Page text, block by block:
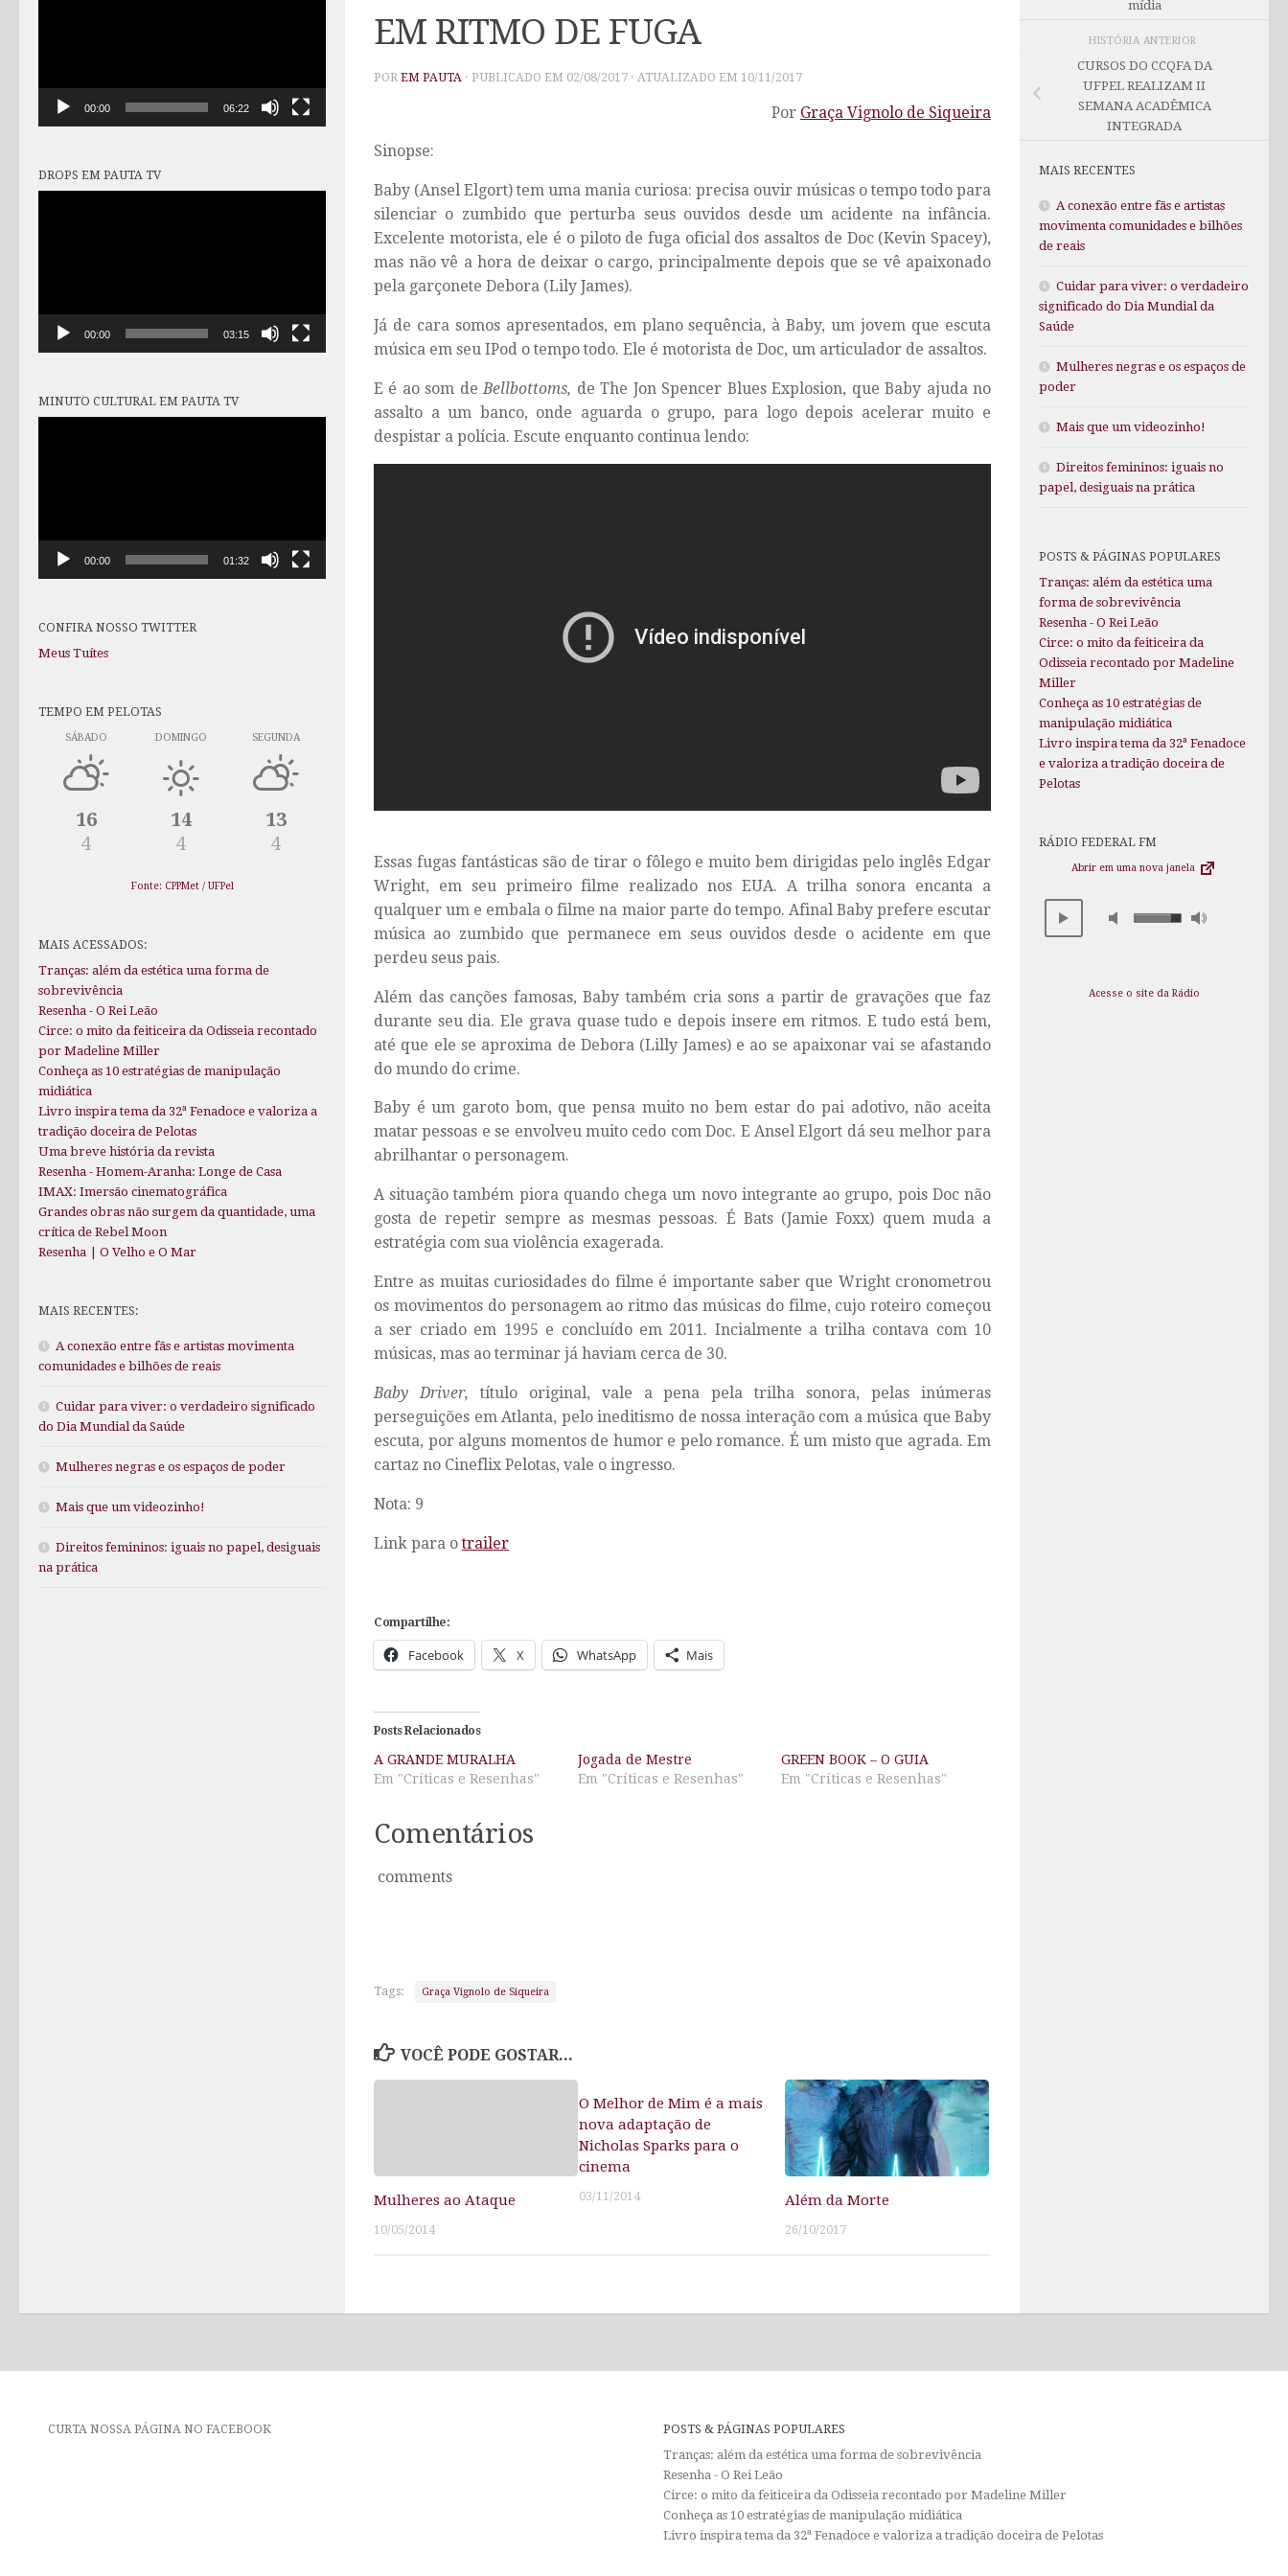
EM RITMO DE FUGA
POR EM PAUTA · PUBLICADO EM 02/08/2017 · ATUALIZADO EM 10/11/2017
Por Graça Vignolo de Siqueira
Sinopse:
Baby (Ansel Elgort) tem uma mania curiosa: precisa ouvir músicas o tempo todo para
silenciar o zumbido que perturba seus ouvidos desde um acidente na infância.
Excelente motorista, ele é o piloto de fuga oficial dos assaltos de Doc (Kevin Spacey),
mas não vê a hora de deixar o cargo, principalmente depois que se vê apaixonado
pela garçonete Debora (Lily James).
Já de cara somos apresentados, em plano sequência, à Baby, um jovem que escuta
música em seu IPod o tempo todo. Ele é motorista de Doc, um articulador de assaltos.
E é ao som deBellbottoms, de The Jon Spencer Blues Explosion, que Baby ajuda no
assalto a um banco, onde aguarda o grupo, para logo depois acelerar muito e
despistar a polícia. Escute enquanto continua lendo:
Essas fugas fantásticas são de tirar o fôlego e muito bem dirigidas pelo inglês Edgar
Wright, em seu primeiro filme realizado nos EUA. A trilha sonora encanta a
qualquer um e embala o filme na maior parte do tempo. Afinal Baby prefere escutar
música ao zumbido que permanece em seus ouvidos desde o acidente em que
perdeu seus pais.
Além das canções famosas, Baby também cria sons a partir de gravações que faz
durante seu dia. Ele grava quase tudo e depois insere em ritmos. E tudo está bem,
até que ele se aproxima de Debora (Lilly James) e ao se apaixonar vai se afastando
do mundo do crime.
Baby é um garoto bom, que pensa muito no bem estar do pai adotivo, não aceita
matar pessoas e se envolveu muito cedo com Doc. E Ansel Elgort dá seu melhor para
abrilhantar o personagem.
A situação também piora quando chega um novo integrante ao grupo, pois Doc não
gosta de repetir sempre as mesmas pessoas. É Bats (Jamie Foxx) quem muda a
estratégia com sua violência exagerada.
Entre as muitas curiosidades do filme é importante saber que Wright cronometrou
os movimentos do personagem ao ritmo das músicas do filme, cujo roteiro começou
a ser criado em 1995 e concluído em 2011. Incialmente a trilha contava com 10
músicas, mas ao terminar já haviam cerca de 30.
Baby Driver, título original, vale a pena pela trilha sonora, pelas inúmeras
perseguições em Atlanta, pelo ineditismo de nossa interação com a música que Baby
escuta, por alguns momentos de humor e pelo romance. É um misto que agrada. Em
cartaz no Cineflix Pelotas, vale o ingresso.
Nota: 9
Link para otrailer
Compartilhe:
Facebook X WhatsApp Mais
Posts Relacionados
A GRANDE MURALHA
Em "Críticas e Resenhas"
Jogada de Mestre
Em "Críticas e Resenhas"
GREEN BOOK – O GUIA
Em "Críticas e Resenhas"
Comentários
comments
Tags: Graça Vignolo de Siqueira
VOCÊ PODE GOSTAR...
Mulheres ao Ataque
10/05/2014
O Melhor de Mim é a mais
nova adaptação de
Nicholas Sparks para o
cinema
03/11/2014 Além da Morte
26/10/2017
00:00 06:22
DROPS EM PAUTA TV
00:00 03:15
MINUTO CULTURAL EM PAUTA TV
00:00 01:32
CONFIRA NOSSO TWITTER
Meus Tuítes
TEMPO EM PELOTAS
SÁBADO
16
4
DOMINGO
14
4
SEGUNDA
13
4
Fonte: CPPMet / UFPel
MAIS ACESSADOS:
Tranças: além da estética uma forma de
sobrevivência
Resenha - O Rei Leão
Circe: o mito da feiticeira da Odisseia recontado
por Madeline Miller
Conheça as 10 estratégias de manipulação
midiática
Livro inspira tema da 32ª Fenadoce e valoriza a
tradição doceira de Pelotas
Uma breve história da revista
Resenha - Homem-Aranha: Longe de Casa
IMAX: Imersão cinematográfica
Grandes obras não surgem da quantidade, uma
crítica de Rebel Moon
Resenha | O Velho e O Mar
MAIS RECENTES:
A conexão entre fãs e artistas movimenta
comunidades e bilhões de reais
Cuidar para viver: o verdadeiro significado
do Dia Mundial da Saúde
Mulheres negras e os espaços de poder
Mais que um videozinho!
Direitos femininos: iguais no papel, desiguais
na prática
mídia
HISTÓRIA ANTERIOR
CURSOS DO CCQFA DA
UFPEL REALIZAM II
SEMANA ACADÊMICA
INTEGRADA
MAIS RECENTES
A conexão entre fãs e artistas
movimenta comunidades e bilhões
de reais
Cuidar para viver: o verdadeiro
significado do Dia Mundial da
Saúde
Mulheres negras e os espaços de
poder
Mais que um videozinho!
Direitos femininos: iguais no
papel, desiguais na prática
POSTS & PÁGINAS POPULARES
Tranças: além da estética uma
forma de sobrevivência
Resenha - O Rei Leão
Circe: o mito da feiticeira da
Odisseia recontado por Madeline
Miller
Conheça as 10 estratégias de
manipulação midiática
Livro inspira tema da 32ª Fenadoce
e valoriza a tradição doceira de
Pelotas
RÁDIO FEDERAL FM
Abrir em uma nova janela
Acesse o site da Rádio
CURTA NOSSA PÁGINA NO FACEBOOK
POSTS & PÁGINAS POPULARES
Tranças: além da estética uma forma de sobrevivência
Resenha - O Rei Leão
Circe: o mito da feiticeira da Odisseia recontado por Madeline Miller
Conheça as 10 estratégias de manipulação midiática
Livro inspira tema da 32ª Fenadoce e valoriza a tradição doceira de Pelotas